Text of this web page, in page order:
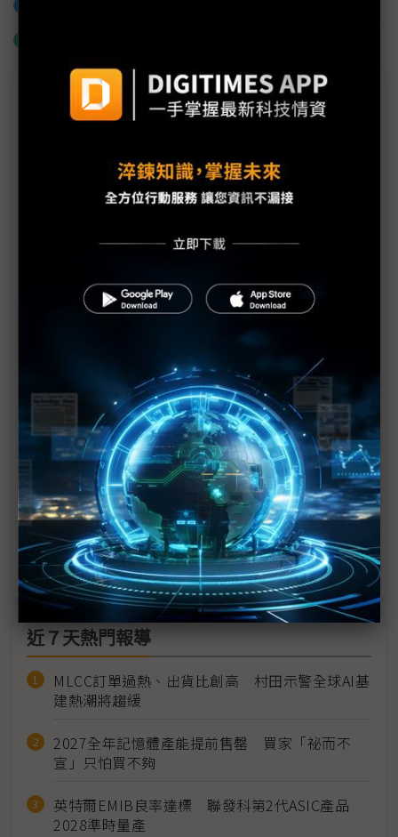
議題精選－蘋果2QFY25財報解析
iPhone中國銷量陷疲態 評析：四面向逢逆風
蘋果延期為把關品質？ Tim Cook談Siri升級進度與
蘋果財報優預期 三五族PA需求2Q25升溫
蘋果財報出爐隱憂重重 PCB供應鏈備貨信心恐打折
扣
美售iPhone轉向印度製造 考驗鴻海產線韌性
美商務部長：在美生產iPhone前提 用機械手臂取代
引進人力
蘋果第1季財報將揭曉 五大課題審慎解讀
近７天熱門報導
MLCC訂單過熱、出貨比創高 村田示警全球AI基
建熱潮將趨緩
2027全年記憶體產能提前售罄 買家「祕而不
宣」只怕買不夠
英特爾EMIB良率達標 聯發科第2代ASIC產品
2028準時量產